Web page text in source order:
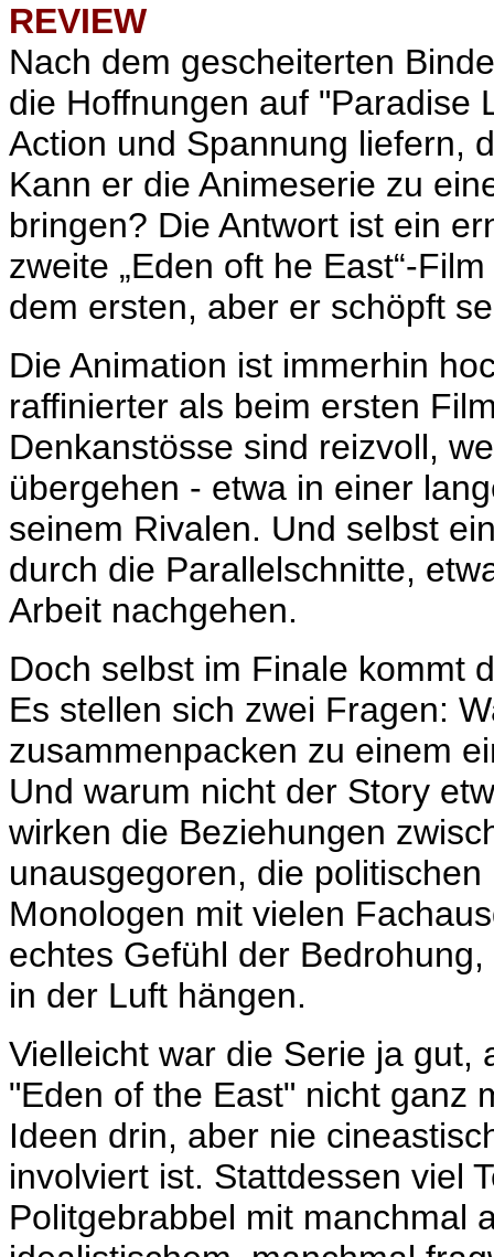
REVIEW
Nach dem gescheiterten
die Hoffnungen auf "Paradise
Action und Spannung liefern,
Kann er die Animeserie zu
bringen? Die Antwort ist ein
zweite „Eden oft he East“-
dem ersten, aber er schöpft
Die Animation ist immerhin
raffinierter als beim ersten
Denkanstösse sind reizvoll,
übergehen - etwa in einer
seinem Rivalen. Und selbst
durch die Parallelschnitte,
Arbeit nachgehen.
Doch selbst im Finale kommt
Es stellen sich zwei Fragen:
zusammenpacken zu einem
Und warum nicht der Story
wirken die Beziehungen
unausgegoren, die
Monologen mit vielen
echtes Gefühl der
in der Luft hängen.
Vielleicht war die Serie ja gut,
"Eden of the East" nicht ganz
Ideen drin, aber nie
involviert ist. Stattdessen viel
Politgebrabbel mit manchmal